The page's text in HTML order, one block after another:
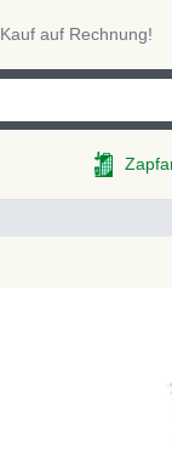
Kauf auf Rechnung!